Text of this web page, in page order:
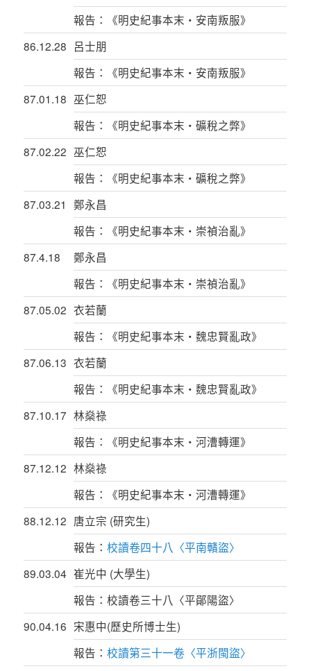
報告：《明史紀事本末‧安南叛服》
86.12.28 呂士朋
報告：《明史紀事本末‧安南叛服》
87.01.18 巫仁恕
報告：《明史紀事本末‧礦稅之弊》
87.02.22 巫仁恕
報告：《明史紀事本末‧礦稅之弊》
87.03.21 鄭永昌
報告：《明史紀事本末‧崇禎治亂》
87.4.18
鄭永昌
報告：《明史紀事本末‧崇禎治亂》
87.05.02 衣若蘭
報告：《明史紀事本末‧魏忠賢亂政》
87.06.13 衣若蘭
報告：《明史紀事本末‧魏忠賢亂政》
87.10.17 林燊祿
報告：《明史紀事本末‧河漕轉運》
87.12.12 林燊祿
報告：《明史紀事本末‧河漕轉運》
88.12.12 唐立宗 (研究生)
報告：校讀卷四十八〈平南贛盜〉
89.03.04 崔光中 (大學生)
報告：校讀卷三十八〈平鄖陽盜〉
90.04.16 宋惠中(歷史所博士生)
報告：校讀第三十一卷〈平浙閩盜〉